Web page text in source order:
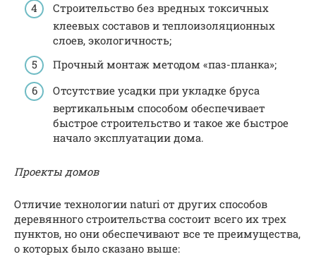
Строительство без вредных токсичных
клеевых составов и теплоизоляционных
слоев, экологичность;
Прочный монтаж методом «паз-планка»;
Отсутствие усадки при укладке бруса
вертикальным способом обеспечивает
быстрое строительство и такое же быстрое
начало эксплуатации дома.
Проекты домов
Отличие технологии naturi от других способов
деревянного строительства состоит всего их трех
пунктов, но они обеспечивают все те преимущества,
о которых было сказано выше: